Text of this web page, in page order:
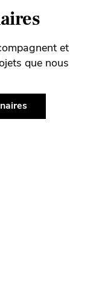
et
que nous